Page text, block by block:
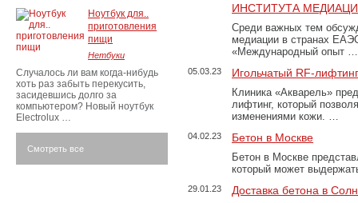
ИНСТИТУТА
Среди важных тем
медиации в странах
«Международный опыт …
05.03.23 Игольчатый RF-
Клиника «Акварель»
лифтинг, который
изменениями кожи. …
04.02.23 Бетон в Москве
Бетон в Москве
который может
29.01.23 Доставка бетона в
Ноутбук для..
приготовления
пищи
Нетбуки
Случалось ли вам когда-нибудь
хоть раз забыть перекусить,
засидевшись долго за
компьютером? Новый ноутбук
Electrolux …
Смотреть все